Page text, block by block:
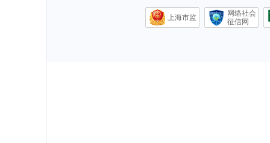
上海市监
网络社会
征信网